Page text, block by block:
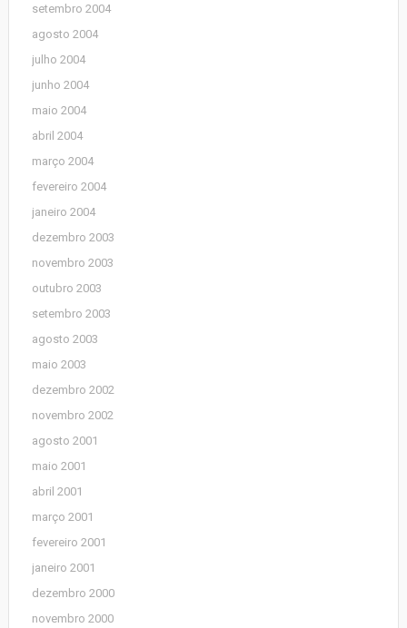
setembro 2004
agosto 2004
julho 2004
junho 2004
maio 2004
abril 2004
março 2004
fevereiro 2004
janeiro 2004
dezembro 2003
novembro 2003
outubro 2003
setembro 2003
agosto 2003
maio 2003
dezembro 2002
novembro 2002
agosto 2001
maio 2001
abril 2001
março 2001
fevereiro 2001
janeiro 2001
dezembro 2000
novembro 2000